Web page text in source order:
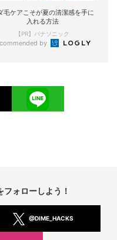
毛ケアこそが夏の清潔感を手に
入れる方法
【PR】パナソニック
by
ォローしよう！
@DIME_HACKS